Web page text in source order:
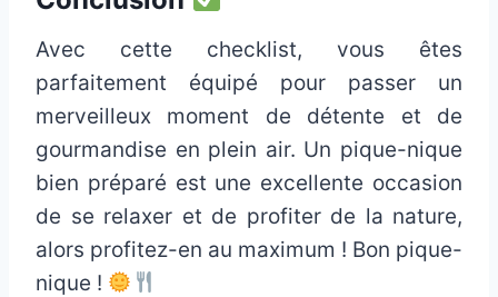
Avec cette checklist, vous êtes
parfaitement équipé pour passer un
merveilleux moment de détente et de
gourmandise en plein air. Un pique-nique
bien préparé est une excellente occasion
de se relaxer et de profiter de la nature,
alors profitez-en au maximum ! Bon pique-
nique !